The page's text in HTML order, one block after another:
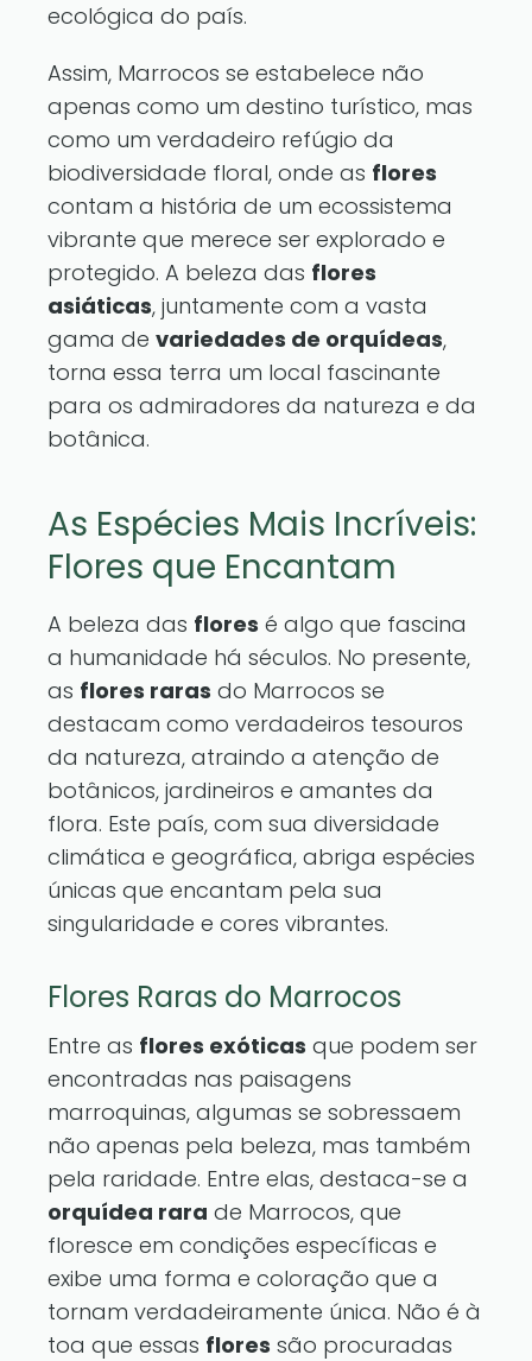
ecológica do país.
Assim, Marrocos se estabelece não
apenas como um destino turístico, mas
como um verdadeiro refúgio da
biodiversidade floral, onde as flores
contam a história de um ecossistema
vibrante que merece ser explorado e
protegido. A beleza das flores
asiáticas, juntamente com a vasta
gama de variedades de orquídeas,
torna essa terra um local fascinante
para os admiradores da natureza e da
botânica.
As Espécies Mais Incríveis:
Flores que Encantam
A beleza das flores é algo que fascina
a humanidade há séculos. No presente,
as flores raras do Marrocos se
destacam como verdadeiros tesouros
da natureza, atraindo a atenção de
botânicos, jardineiros e amantes da
flora. Este país, com sua diversidade
climática e geográfica, abriga espécies
únicas que encantam pela sua
singularidade e cores vibrantes.
Flores Raras do Marrocos
Entre as flores exóticas que podem ser
encontradas nas paisagens
marroquinas, algumas se sobressaem
não apenas pela beleza, mas também
pela raridade. Entre elas, destaca-se a
orquídea rara de Marrocos, que
floresce em condições específicas e
exibe uma forma e coloração que a
tornam verdadeiramente única. Não é à
toa que essas flores são procuradas